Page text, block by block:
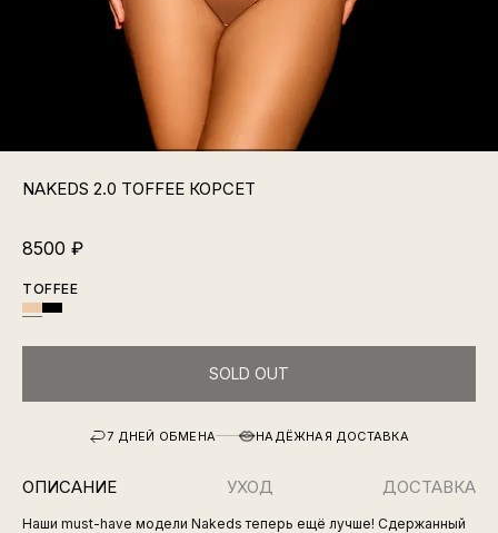
NAKEDS 2.0 TOFFEE КОРСЕТ
8500 ₽
TOFFEE
SOLD OUT
7 ДНЕЙ ОБМЕНА НАДЁЖНАЯ ДОСТАВКА
ОПИСАНИЕ УХОД ДОСТАВКА
Наши must-have модели Nakeds теперь ещё лучше! Сдержанный